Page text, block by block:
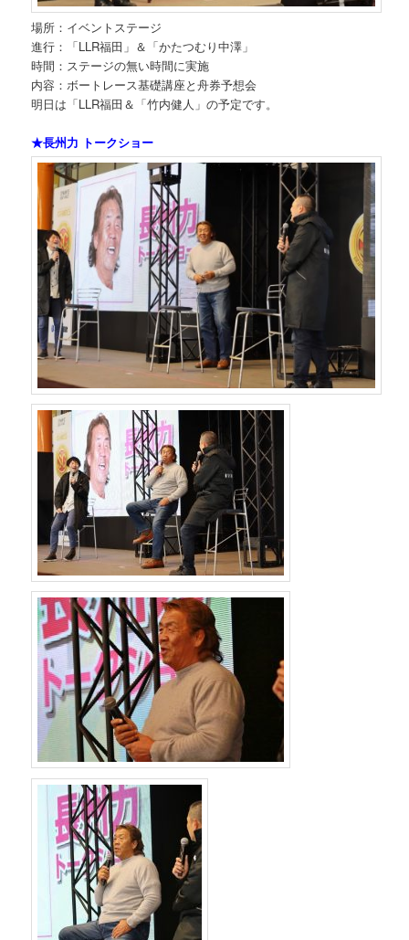
場所：イベントステージ
進行：「LLR福田」＆「かたつむり中澤」
時間：ステージの無い時間に実施
内容：ボートレース基礎講座と舟券予想会
明日は「LLR福田＆「竹内健人」の予定です。
★長州力 トークショー